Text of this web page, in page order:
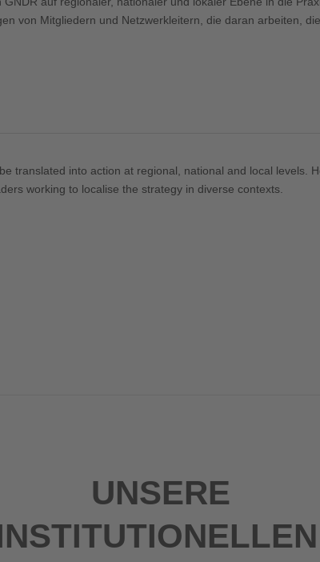
von Mitgliedern und Netzwerkleitern, die daran arbeiten,
translated into action at regional, national and local levels.
working to localise the strategy in diverse contexts.
UNSERE